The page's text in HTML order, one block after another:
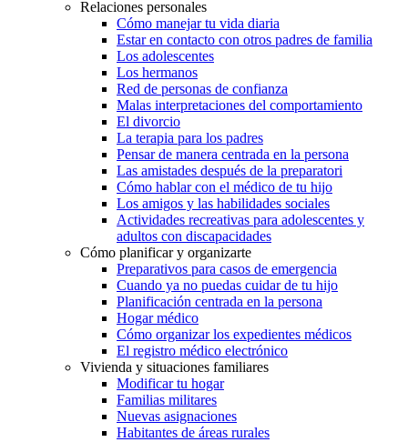
Relaciones personales
Cómo manejar tu vida diaria
Estar en contacto con otros padres de familia
Los adolescentes
Los hermanos
Red de personas de confianza
Malas interpretaciones del comportamiento
El divorcio
La terapia para los padres
Pensar de manera centrada en la persona
Las amistades después de la preparatori
Cómo hablar con el médico de tu hijo
Los amigos y las habilidades sociales
Actividades recreativas para adolescentes y
adultos con discapacidades
Cómo planificar y organizarte
Preparativos para casos de emergencia
Cuando ya no puedas cuidar de tu hijo
Planificación centrada en la persona
Hogar médico
Cómo organizar los expedientes médicos
El registro médico electrónico
Vivienda y situaciones familiares
Modificar tu hogar
Familias militares
Nuevas asignaciones
Habitantes de áreas rurales